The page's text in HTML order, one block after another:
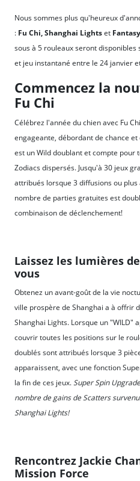
Nous sommes plus qu'heureux
: Fu Chi, Shanghai Lightset
sous à 5 rouleaux seront
et jeu instantané entre le 24 janvier
Commencez la
Fu Chi
Célébrez l'année du chien avec Fu
engageante, débordant de chance
est un Wild doublant et compte pour
Zodiacs dispersés. Jusqu'à 30 jeux
attribués lorsque 3 diffusions ou
nombre de parties gratuites est
combinaison de déclenchement!
Laissez les lumières
vous
Obtenez un avant-goût de la vie
ville prospère de Shanghai a à offrir
Shanghai Lights. Lorsque un "WILD"
couvrir toutes les positions sur le
doublés sont attribués lorsque 3
apparaissent, avec une fonction
la fin de ces jeux.Super Spin
nombre de gains de Scatters
Shanghai Lights!
Rencontrez Jackie
Mission Force